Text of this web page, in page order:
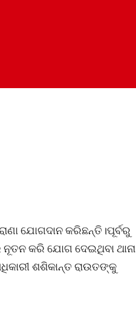
ଯୋଗଦାନ କରିଛନ୍ତି।ପୂର୍ବରୁ
ନୂତନ କରି ଯୋଗ ଦେଇଥିବା ଥାନା
ଶଶିକାନ୍ତ ରାଉତଙ୍କୁ